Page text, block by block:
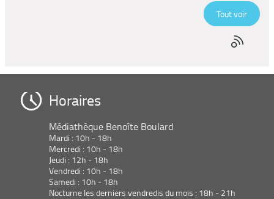
Tout voir
Horaires
Médiathèque Benoîte Boulard
Mardi : 10h - 18h
Mercredi : 10h - 18h
Jeudi : 12h - 18h
Vendredi : 10h - 18h
Samedi : 10h - 18h
Nocturne les derniers vendredis du mois : 18h - 21h